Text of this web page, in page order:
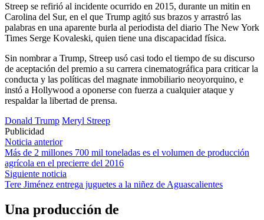
Streep se refirió al incidente ocurrido en 2015, durante un mitin en
Carolina del Sur, en el que Trump agitó sus brazos y arrastró las
palabras en una aparente burla al periodista del diario The New York
Times Serge Kovaleski, quien tiene una discapacidad física.
Sin nombrar a Trump, Streep usó casi todo el tiempo de su discurso
de aceptación del premio a su carrera cinematográfica para criticar la
conducta y las políticas del magnate inmobiliario neoyorquino, e
instó a Hollywood a oponerse con fuerza a cualquier ataque y
respaldar la libertad de prensa.
Donald Trump Meryl Streep
Publicidad
Navegación
de
entradas
Noticia anterior
Más de 2 millones 700 mil toneladas es el volumen de producción
agrícola en el precierre del 2016
Siguiente noticia
Tere Jiménez entrega juguetes a la niñez de Aguascalientes
Una producción de